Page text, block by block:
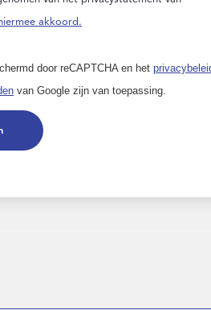
akkoord.
door reCAPTCHA en het
van Google zijn van toepassing.